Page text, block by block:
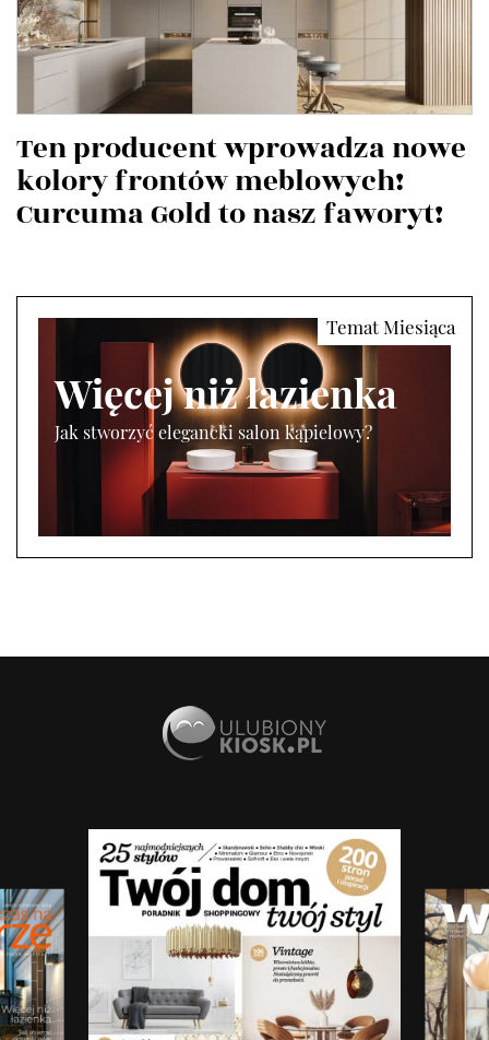
Ten producent wprowadza nowe
kolory frontów meblowych!
Curcuma Gold to nasz faworyt!
Więcej niż łazienka
Jak stworzyć elegancki salon kąpielowy?